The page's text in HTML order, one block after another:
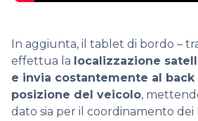
In aggiunta, il tablet di bordo –
effettua la localizzazione
e invia costantemente al
posizione del veicolo,
dato sia per il coordinamento dei